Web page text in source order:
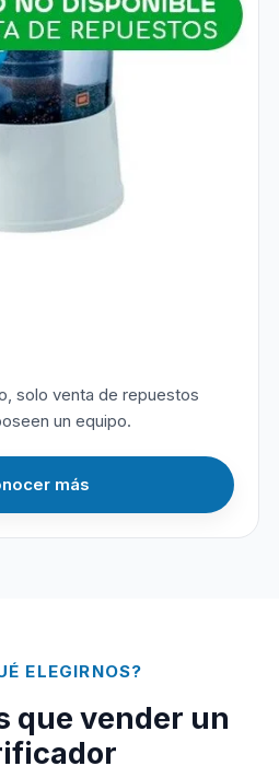
solo venta de repuestos
un equipo.
más
ELEGIRNOS?
que vender un